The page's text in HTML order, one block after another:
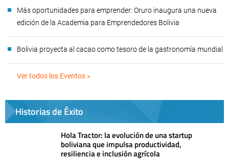
Más oportunidades para emprender: Oruro inaugura una nueva
edición de la Academia para Emprendedores Bolivia
Bolivia proyecta al cacao como tesoro de la gastronomía mundial
Ver todos los Eventos »
Historias de Éxito
Hola Tractor: la evolución de una startup
boliviana que impulsa productividad,
resiliencia e inclusión agrícola